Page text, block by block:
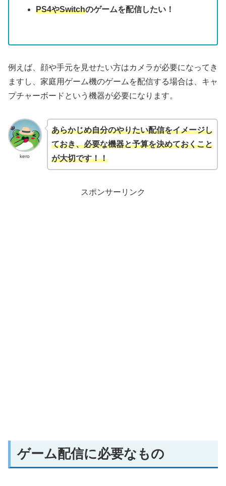
PS4やSwitchのゲームを配信したい！
例えば、顔や手元を見せたい方はカメラが必要になってき
ますし、家庭用ゲーム機のゲームを配信する場合は、キャ
プチャーボードという機器が必要になります。
kero
あらかじめ自分のやりたい配信をイメージし
ておき、必要な機器と予算を決めておくこと
が大切です！！
スポンサーリンク
ゲーム配信に必要なもの